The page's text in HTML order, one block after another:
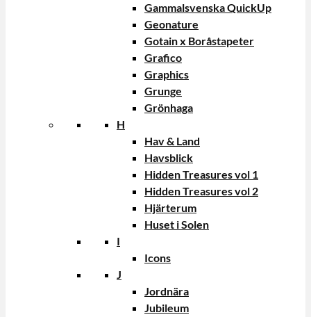
Gammalsvenska QuickUp
Geonature
Gotain x Boråstapeter
Grafico
Graphics
Grunge
Grönhaga
H
Hav & Land
Havsblick
Hidden Treasures vol 1
Hidden Treasures vol 2
Hjärterum
Huset i Solen
I
Icons
J
Jordnära
Jubileum